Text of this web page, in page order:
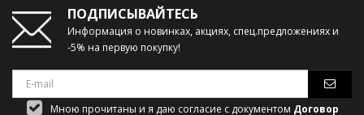
ПОДПИСЫВАЙТЕСЬ
Информация о новинках, акциях, спец.предложениях и
-5% на первую покупку!
Мною прочитаны и я даю согласие с документом Договор